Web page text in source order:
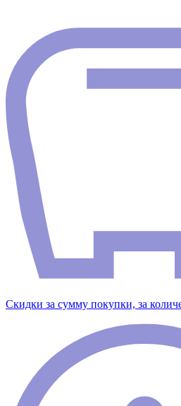
Скидки за сумму покупки, за